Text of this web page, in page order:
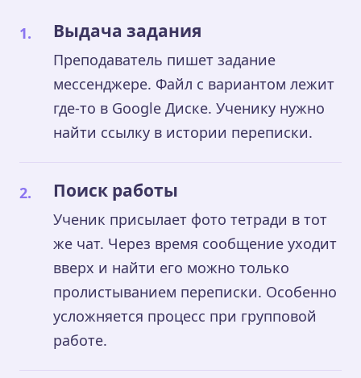
Выдача задания
Преподаватель пишет задание
мессенджере. Файл с вариантом лежит
где-то в Google Диске. Ученику нужно
найти ссылку в истории переписки.
Поиск работы
Ученик присылает фото тетради в тот
же чат. Через время сообщение уходит
вверх и найти его можно только
пролистыванием переписки. Особенно
усложняется процесс при групповой
работе.